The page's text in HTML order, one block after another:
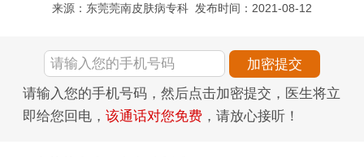
来源：东莞莞南皮肤病专科 发布时间：2021-08-12
请输入您的手机号码，然后点击加密提交，医生将立
即给您回电， 该通话对您免费 ，请放心接听！